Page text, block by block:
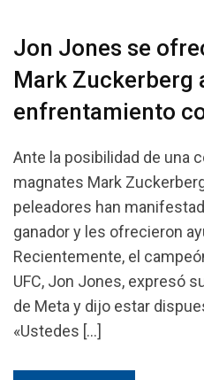
Jon Jones se
Mark Zuckerberg
enfrentamiento
Ante la posibilidad de una
magnates Mark
peleadores han
ganador y les ofrecieron
Recientemente, el
UFC, Jon Jones, expresó
de Meta y dijo estar
«Ustedes […]